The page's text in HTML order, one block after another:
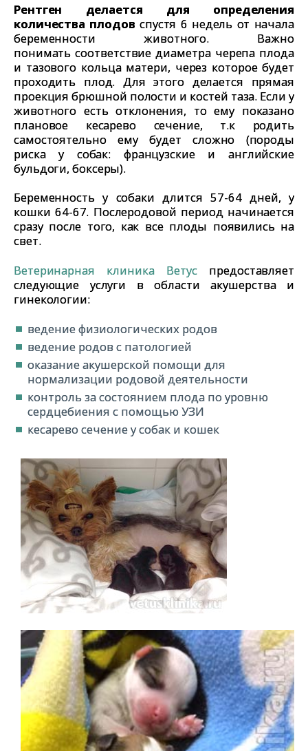
Рентген делается для определения
количества плодов спустя 6 недель от начала
беременности животного. Важно
понимать соответствие диаметра черепа плода
и тазового кольца матери, через которое будет
проходить плод. Для этого делается прямая
проекция брюшной полости и костей таза. Если у
животного есть отклонения, то ему показано
плановое кесарево сечение, т.к родить
самостоятельно ему будет сложно (породы
риска у собак: французские и английские
бульдоги, боксеры).
Беременность у собаки длится 57-64 дней, у
кошки 64-67. Послеродовой период начинается
сразу после того, как все плоды появились на
свет.
Ветеринарная клиника Ветуспредоставляет
следующие услуги в области акушерства и
гинекологии:
ведение физиологических родов
ведение родов с патологией
оказание акушерской помощи для
нормализации родовой деятельности
контроль за состоянием плода по уровню
сердцебиения с помощью УЗИ
кесарево сечение у собак и кошек